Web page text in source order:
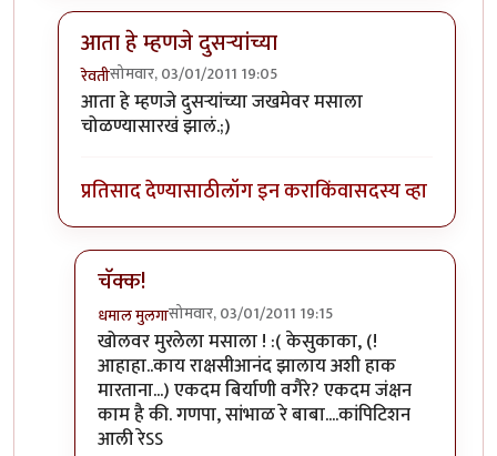
आता हे म्हणजे दुसर्‍यांच्या
रेवतीसोमवार, 03/01/2011 19:05
In reply toकातील..byस्वाती दिनेश
आता हे म्हणजे दुसर्‍यांच्या जखमेवर मसाला
चोळण्यासारखं झालं.;)
प्रतिसाद देण्यासाठीलॉग इन कराकिंवासदस्य व्हा
चॅक्क!
धमाल मुलगासोमवार, 03/01/2011 19:15
In reply toआता हे म्हणजे दुसर्‍यांच्याby
खोलवर मुरलेला मसाला ! :( केसुकाका, (!
आहाहा..काय राक्षसीआनंद झालाय अशी हाक
मारताना...) एकदम बिर्याणी वगैरे? एकदम जंक्षन
काम है की. गणपा, सांभाळ रे बाबा....कांपिटिशन
आली रेऽऽ